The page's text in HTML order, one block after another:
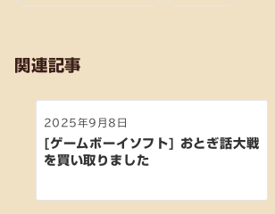
関連記事
2025年9月8日
[ゲームボーイソフト] おとぎ話大戦
を買い取りました